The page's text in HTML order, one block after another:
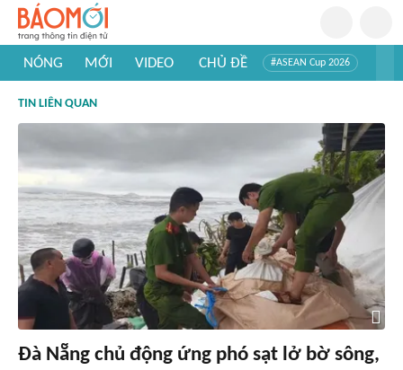
NÓNG MỚI VIDEO CHỦ ĐỀ #ASEAN Cup 2026
#Khám phá thế giới
TIN LIÊN QUAN
Đà Nẵng chủ động ứng phó sạt lở bờ sông,